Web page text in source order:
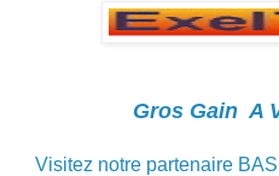
Gros Gain A
Visitez notre partenaire